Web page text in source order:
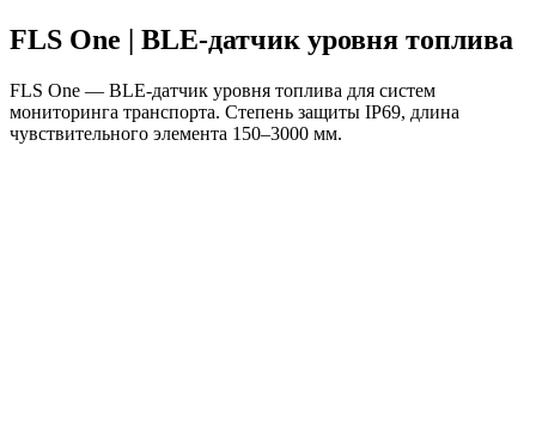
FLS One | BLE‑датчик уровня топлива
FLS One — BLE‑датчик уровня топлива для систем
мониторинга транспорта. Степень защиты IP69, длина
чувствительного элемента 150–3000 мм.